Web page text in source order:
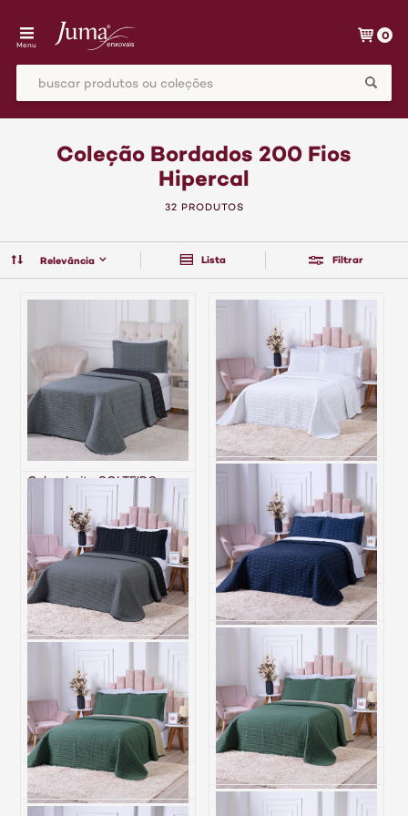
Menu
0
Coleção Bordados 200 Fios
Hipercal
Relevância Lista Filtrar
32 PRODUTOS
Cobre Leito SOLTEIRO
Dupla Face 200 Fios
Hipercal Dacar
Preto/Grafite
R$ 219,70
6x de R$ 36,62 sem juros
Cobre Leito CASAL Dupla
Face 200 Fios Hipercal
Dacar Branco/Branco
R$ 283,70
6x de R$ 47,28 sem juros
Cobre Leito KING Dupla
Face 200 Fios Hipercal
Dacar Preto/Grafite
R$ 442,80
6x de R$ 73,80 sem juros
Cobre Leito KING Dupla
Face 200 Fios Hipercal
Dacar Marinho/Branco
R$ 442,80
6x de R$ 73,80 sem juros
Cobre Leito QUEEN Dupla